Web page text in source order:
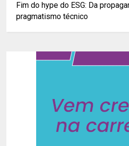
Fim do hype do ESG: Da
pragmatismo técnico